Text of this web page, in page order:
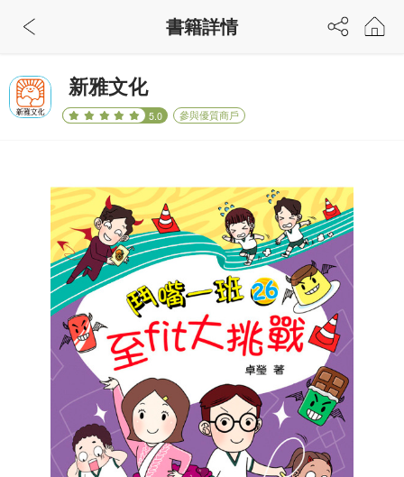
新雅文化
5.0 參與優質商戶
書籍詳情